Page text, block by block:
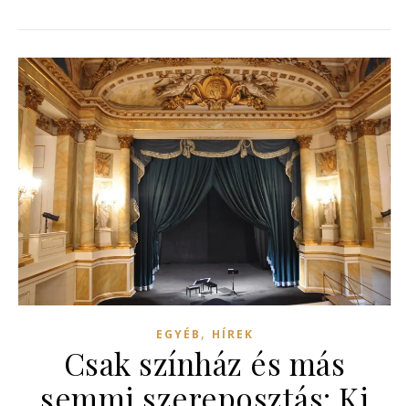
EGYÉB , HÍREK
Csak színház és más
semmi szereposztás: Ki